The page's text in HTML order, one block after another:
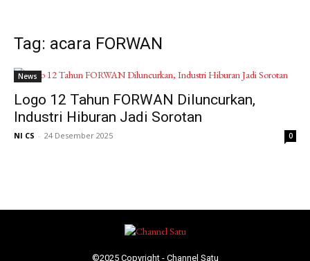
Tag: acara FORWAN
News
Logo 12 Tahun FORWAN Diluncurkan,
Industri Hiburan Jadi Sorotan
NI CS - 24 Desember 2025 0
©2025 Copyright - Channel Satu